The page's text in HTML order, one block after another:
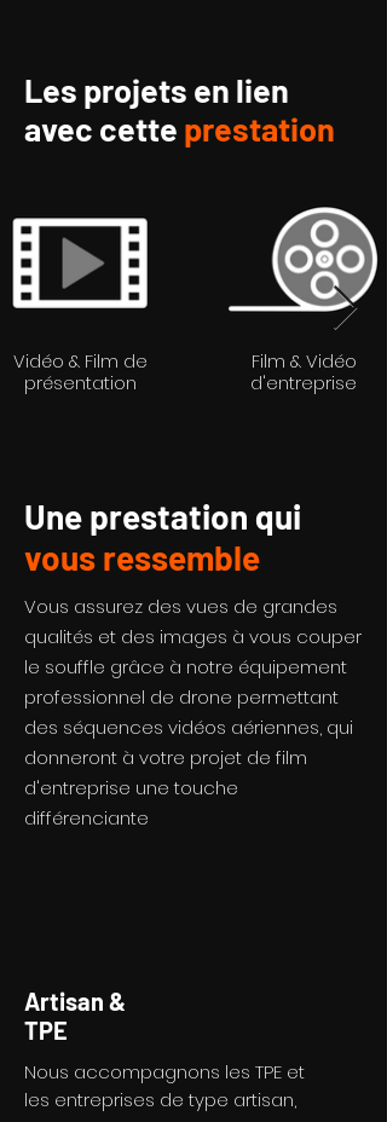
Les projets en lien
avec cette prestation
Vidéo & Film de
présentation
Film & Vidéo
d'entreprise
Une prestation qui
vous ressemble
Vous assurez des vues de grandes
qualités et des images à vous couper
le souffle grâce à notre équipement
professionnel de drone permettant
des séquences vidéos aériennes, qui
donneront à votre projet de film
d'entreprise une touche
différenciante
Artisan &
TPE
Nous accompagnons les TPE et
les entreprises de type artisan,